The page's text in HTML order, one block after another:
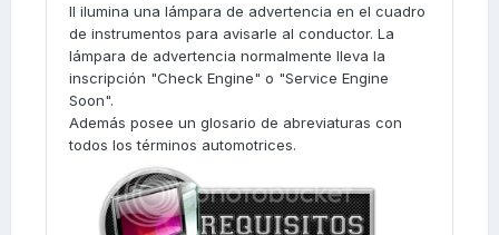
II ilumina una lámpara de advertencia en el cuadro
de instrumentos para avisarle al conductor. La
lámpara de advertencia normalmente lleva la
inscripción "Check Engine" o "Service Engine
Soon".
Además posee un glosario de abreviaturas con
todos los términos automotrices.